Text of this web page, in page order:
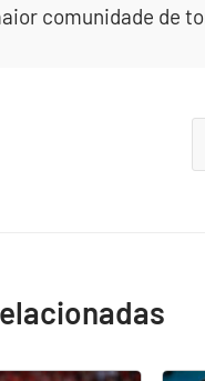
comunidade de